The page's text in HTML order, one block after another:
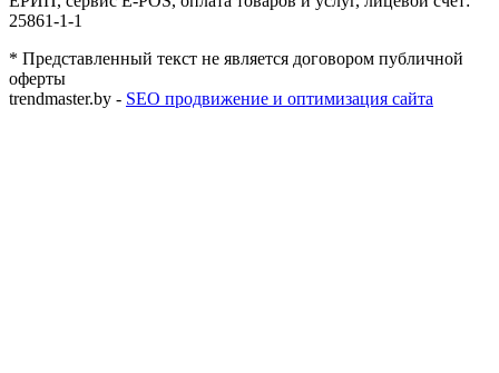
25861-1-1
* Представленный текст не является договором публичной
оферты
trendmaster.by - SEO продвижение и оптимизация сайта